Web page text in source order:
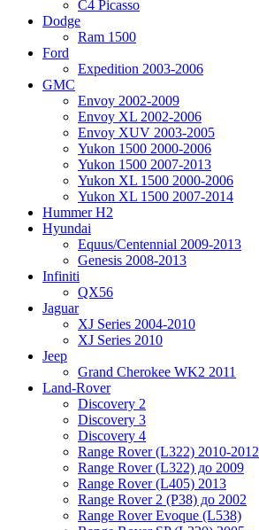
C4 Picasso
Dodge
Ram 1500
Ford
Expedition 2003-2006
GMC
Envoy 2002-2009
Envoy XL 2002-2006
Envoy XUV 2003-2005
Yukon 1500 2000-2006
Yukon 1500 2007-2013
Yukon XL 1500 2000-2006
Yukon XL 1500 2007-2014
Hummer H2
Hyundai
Equus/Centennial 2009-2013
Genesis 2008-2013
Infiniti
QX56
Jaguar
XJ Series 2004-2010
XJ Series 2010
Jeep
Grand Cherokee WK2 2011
Land-Rover
Discovery 2
Discovery 3
Discovery 4
Range Rover (L322) 2010-2012
Range Rover (L322) до 2009
Range Rover (L405) 2013
Range Rover 2 (P38) до 2002
Range Rover Evoque (L538)